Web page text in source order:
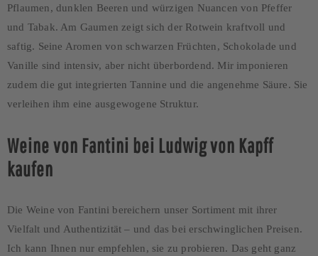
Pflaumen, dunklen Beeren und würzigen Nuancen von Pfeffer
und Tabak. Am Gaumen zeigt sich der Rotwein kraftvoll und
saftig. Seine Aromen von schwarzen Früchten, Schokolade und
Vanille sind intensiv, aber nicht überbordend. Mir imponieren
zudem die gut integrierten Tannine und die angenehme Säure. Sie
verleihen ihm eine ausgewogene Struktur.
Weine von Fantini bei Ludwig von Kapff
kaufen
Die Weine von Fantini bereichern unser Sortiment mit ihrer
Vielfalt und Authentizität – und das bei erschwinglichen Preisen.
Ich kann Ihnen nur empfehlen, sie zu probieren. Das geht ganz